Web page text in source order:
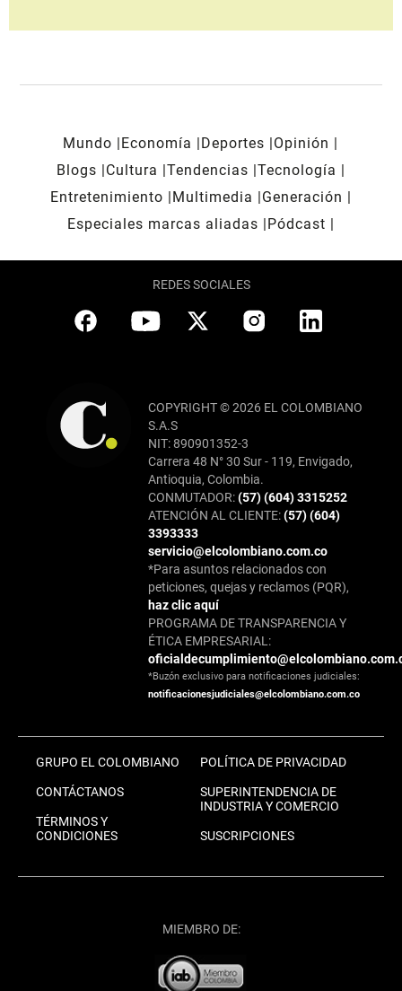
Mundo Economía Deportes
Opinión
Blogs
Cultura Tendencias Tecnología
Entretenimiento
Multimedia
Generación
Especiales marcas aliadas
Pódcast
REDES SOCIALES
COPYRIGHT © 2026 EL COLOMBIANO
S.A.S
NIT: 890901352-3
Carrera 48 N° 30 Sur - 119, Envigado,
Antioquia, Colombia.
CONMUTADOR:(57) (604) 3315252
ATENCIÓN AL CLIENTE:(57) (604)
3393333
servicio@elcolombiano.com.co
*Para asuntos relacionados con
peticiones, quejas y reclamos (PQR),
haz clic aquí
PROGRAMA DE TRANSPARENCIA Y
ÉTICA EMPRESARIAL:
*Buzón exclusivo para notificaciones judiciales:
notificacionesjudiciales@elcolombiano.com.co
GRUPO EL COLOMBIANO
CONTÁCTANOS
TÉRMINOS Y
CONDICIONES
POLÍTICA DE PRIVACIDAD
SUPERINTENDENCIA DE
INDUSTRIA Y COMERCIO
SUSCRIPCIONES
MIEMBRO DE: